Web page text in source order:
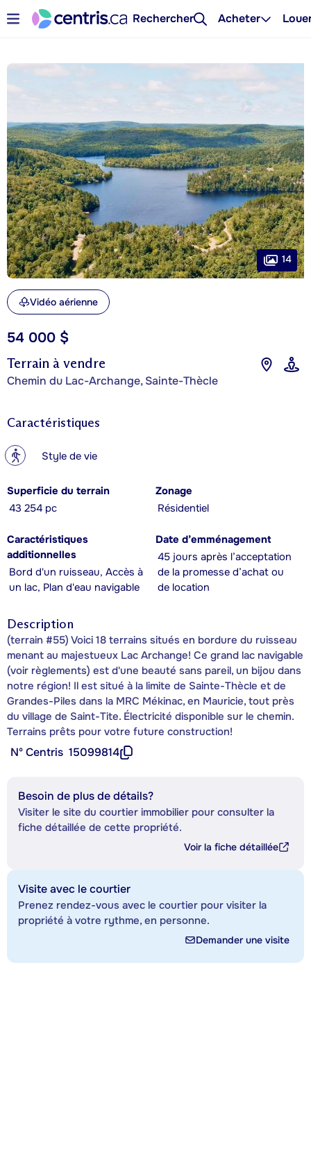
Rechercher Acheter
Terrain à vendre
Chemin du Lac-Archange, Sainte-Thècle
54 000 $
14
Vidéo aérienne
Caractéristiques
? Style de vie
Superficie du terrain
43 254 pc
Zonage
Résidentiel
Caractéristiques
additionnelles
Bord d'un ruisseau, Accès à
un lac, Plan d'eau navigable
Date d’emménagement
45 jours après l’acceptation
de la promesse d’achat ou
de location
Description
(terrain #55) Voici 18 terrains situés en bordure du ruisseau
menant au majestueux Lac Archange! Ce grand lac navigable
(voir règlements) est d'une beauté sans pareil, un bijou dans
notre région! Il est situé à la limite de Sainte-Thècle et de
Grandes-Piles dans la MRC Mékinac, en Mauricie, tout près
du village de Saint-Tite. Électricité disponible sur le chemin.
Terrains prêts pour votre future construction!
Nº Centris 15099814
Besoin de plus de détails?
Visiter le site du courtier immobilier pour consulter la
fiche détaillée de cette propriété.
Voir la fiche détaillée
Visite avec le courtier
Prenez rendez-vous avec le courtier pour visiter la
propriété à votre rythme, en personne.
Demander une visite